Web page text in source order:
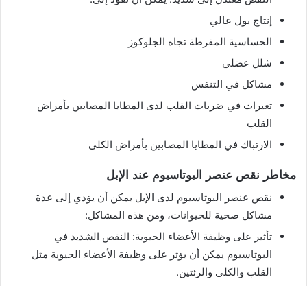
إنتاج بول عالي
الحساسية المفرطة تجاه الجلوكوز
شلل عضلي
مشاكل في التنفس
تغيرات في ضربات القلب لدى المطايا المصابين بأمراض
القلب
الارتباك في المطايا المصابين بأمراض الكلى
مخاطر نقص عنصر البوتاسيوم عند الإبل
نقص عنصر البوتاسيوم لدى الإبل يمكن أن يؤدي إلى عدة
مشاكل صحية للحيوانات، ومن هذه المشاكل:
تأثير على وظيفة الأعضاء الحيوية: النقص الشديد في
البوتاسيوم يمكن أن يؤثر على وظيفة الأعضاء الحيوية مثل
القلب والكلى والرئتين.